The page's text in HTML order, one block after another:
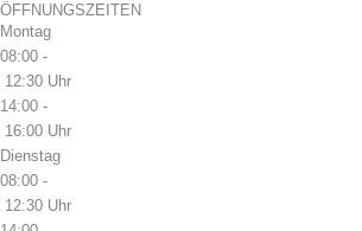
ÖFFNUNGSZEITEN
Montag
08:00 -
12:30 Uhr
14:00 -
16:00 Uhr
Dienstag
08:00 -
12:30 Uhr